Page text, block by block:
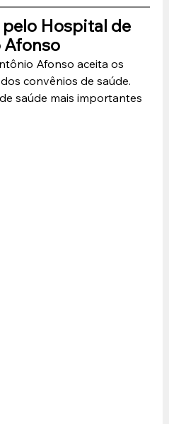
Hospital de
Afonso aceita os
convênios de saúde.
saúde mais importantes